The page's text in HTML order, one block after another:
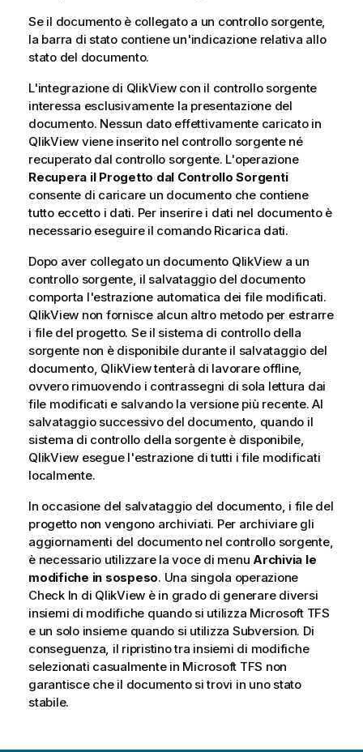
Se il documento è collegato a un controllo sorgente,
la barra di stato contiene un'indicazione relativa allo
stato del documento.
L'integrazione di QlikView con il controllo sorgente
interessa esclusivamente la presentazione del
documento. Nessun dato effettivamente caricato in
QlikView viene inserito nel controllo sorgente né
recuperato dal controllo sorgente. L'operazione
Recupera il Progetto dal Controllo Sorgenti
consente di caricare un documento che contiene
tutto eccetto i dati. Per inserire i dati nel documento è
necessario eseguire il comando Ricarica dati.
Dopo aver collegato un documento QlikView a un
controllo sorgente, il salvataggio del documento
comporta l'estrazione automatica dei file modificati.
QlikView non fornisce alcun altro metodo per estrarre
i file del progetto. Se il sistema di controllo della
sorgente non è disponibile durante il salvataggio del
documento, QlikView tenterà di lavorare offline,
ovvero rimuovendo i contrassegni di sola lettura dai
file modificati e salvando la versione più recente. Al
salvataggio successivo del documento, quando il
sistema di controllo della sorgente è disponibile,
QlikView esegue l'estrazione di tutti i file modificati
localmente.
In occasione del salvataggio del documento, i file del
progetto non vengono archiviati. Per archiviare gli
aggiornamenti del documento nel controllo sorgente,
è necessario utilizzare la voce di menu Archivia le
modifiche in sospeso. Una singola operazione
Check In di QlikView è in grado di generare diversi
insiemi di modifiche quando si utilizza Microsoft TFS
e un solo insieme quando si utilizza Subversion. Di
conseguenza, il ripristino tra insiemi di modifiche
selezionati casualmente in Microsoft TFS non
garantisce che il documento si trovi in uno stato
stabile.